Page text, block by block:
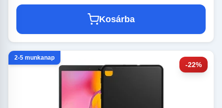
Kosárba
-22%
2-5 munkanap